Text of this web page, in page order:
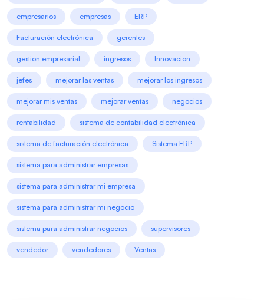
empresarios empresas ERP
Facturación electrónica gerentes
gestión empresarial ingresos Innovación
jefes mejorar las ventas mejorar los ingresos
mejorar mis ventas mejorar ventas negocios
rentabilidad sistema de contabilidad electrónica
sistema de facturación electrónica Sistema ERP
sistema para administrar empresas
sistema para administrar mi empresa
sistema para administrar mi negocio
sistema para administrar negocios supervisores
vendedor vendedores Ventas